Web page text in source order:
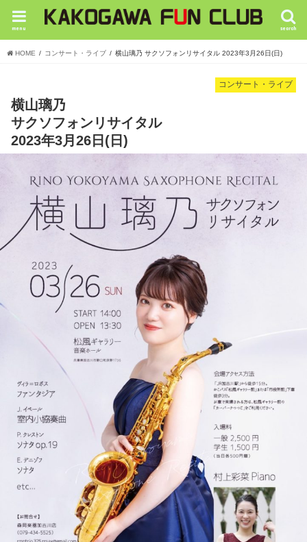
search
menu
HOME コンサート・ライブ 横山璃乃 サクソフォンリサイタル 2023年3月26日(日)
コンサート・ライブ
横山璃乃
サクソフォンリサイタル
2023年3月26日(日)